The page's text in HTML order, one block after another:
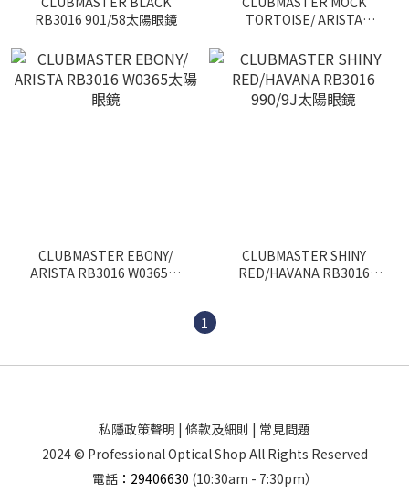
RB3016 901/58太陽眼鏡
TORTOISE/ ARISTA
CLUBMASTER EBONY/
ARISTA RB3016 W0365太
CLUBMASTER SHINY
RED/HAVANA RB3016
1
私隱政策聲明 | 條款及細則 | 常見問題
2024 © Professional Optical Shop All Rights Reserved
電話：29406630 (10:30am - 7:30pm）